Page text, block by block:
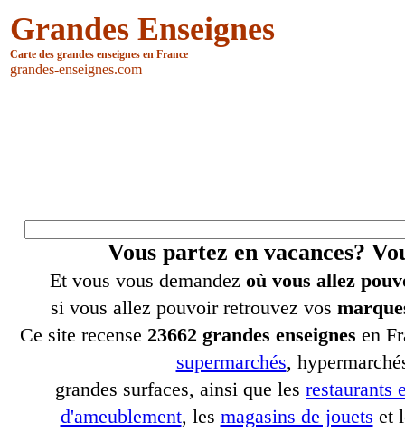
Grandes Enseignes
Carte des grandes enseignes en France
grandes-enseignes.com
Vous partez en vacances?
Et vous vous demandez où vous allez
si vous allez pouvoir retrouvez vos
Ce site recense 23662 grandes enseignes en
supermarchés,
grandes surfaces, ainsi que les restaurants
d'ameublement, les magasins de jouets et